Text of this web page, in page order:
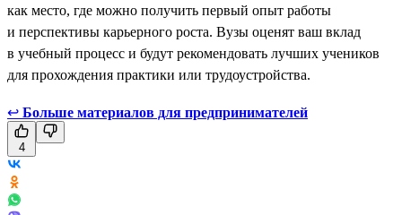
как место, где можно получить первый опыт работы
и перспективы карьерного роста. Вузы оценят ваш вклад
в учебный процесс и будут рекомендовать лучших учеников
для прохождения практики или трудоустройства.
↩ Больше материалов для предпринимателей
4